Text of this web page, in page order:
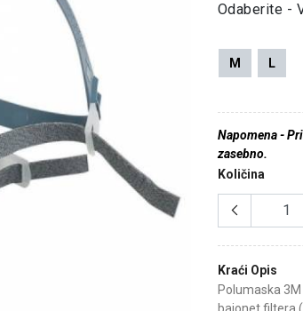
Odaberite -
M L
Napomena -
zasebno.
Količina
Kraći Opis
Polumaska